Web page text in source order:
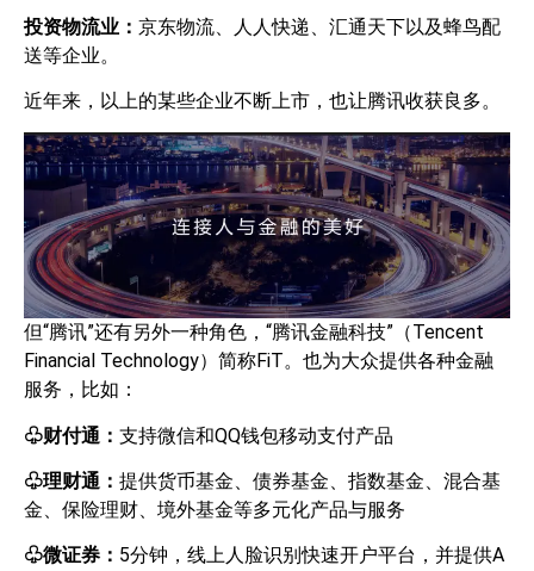
投资物流业： 京东物流、人人快递、汇通天下以及蜂鸟配
送等企业。
近年来，以上的某些企业不断上市，也让腾讯收获良多。
但“腾讯”还有另外一种角色，“腾讯金融科技”（Tencent
Financial Technology）简称FiT。也为大众提供各种金融
服务，比如：
♧财付通： 支持微信和QQ钱包移动支付产品
♧理财通： 提供货币基金、债券基金、指数基金、混合基
金、保险理财、境外基金等多元化产品与服务
♧微证券： 5分钟，线上人脸识别快速开户平台，并提供A